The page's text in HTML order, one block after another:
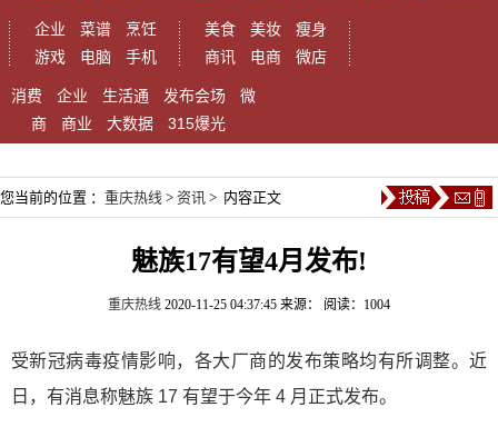
企业 菜谱
烹饪
游戏
电脑 手机
美食 美妆
瘦身
商讯
电商 微店
消费 企业 生活通 发布会场
微
商
商业 大数据 315爆光
您当前的位置 ： 重庆热线 > 资讯 > 内容正文
魅族17有望4月发布!
重庆热线 2020-11-25 04:37:45 来源： 阅读：1004
受新冠病毒疫情影响，各大厂商的发布策略均有所调整。近
日，有消息称魅族 17 有望于今年 4 月正式发布。